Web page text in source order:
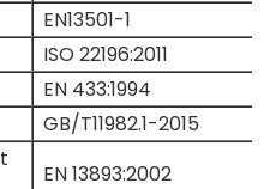
EN13501-1
ISO 22196:2011
EN 433:1994
GB/T11982.1-2015
EN 13893:2002